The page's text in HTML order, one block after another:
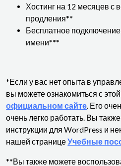
Хостинг на 12 месяцев с
продления**
Бесплатное
имени***
*Если у вас нет опыта в
вы можете ознакомиться с
официальном сайте. Его
очень легко работать. Вы
инструкции для WordPress и
нашей страницеУчебные
**Вы также можете